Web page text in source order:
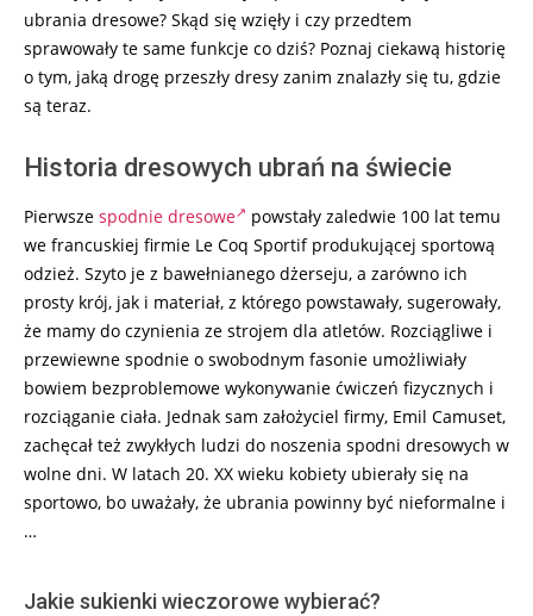
ubrania dresowe? Skąd się wzięły i czy przedtem
sprawowały te same funkcje co dziś? Poznaj ciekawą historię
o tym, jaką drogę przeszły dresy zanim znalazły się tu, gdzie
są teraz.
Historia dresowych ubrań na świecie
Pierwsze spodnie dresowe
powstały zaledwie 100 lat temu
we francuskiej firmie Le Coq Sportif produkującej sportową
odzież. Szyto je z bawełnianego dżerseju, a zarówno ich
prosty krój, jak i materiał, z którego powstawały, sugerowały,
że mamy do czynienia ze strojem dla atletów. Rozciągliwe i
przewiewne spodnie o swobodnym fasonie umożliwiały
bowiem bezproblemowe wykonywanie ćwiczeń fizycznych i
rozciąganie ciała. Jednak sam założyciel firmy, Emil Camuset,
zachęcał też zwykłych ludzi do noszenia spodni dresowych w
wolne dni. W latach 20. XX wieku kobiety ubierały się na
sportowo, bo uważały, że ubrania powinny być nieformalne i
…
Jakie sukienki wieczorowe wybierać?